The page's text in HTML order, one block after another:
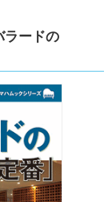
ラードの